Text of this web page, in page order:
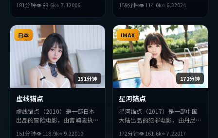
广司等主演。影片在叙事与视听
上力求突破，探讨人性与抉择，
节奏张弛有度，适合喜欢该类型
的观众完整观看。
181分钟👁88.6k⭐7.12006
主演。影片在叙事与视听上力求
突破，探讨人性与抉择，节奏张
弛有度，适合喜欢该类型的观众
完整观看。
159分钟👁114.0k⭐ 6.32024
151分钟
日本
虚线锚点
虚线锚点（2010）是一部日本
出品的冒险电影，由宫崎骏执
151分钟👁118.9k⭐ 9.22010
172分钟
IMAX
星河锚点
星河锚点（2017）是一部中国
大陆出品的犯罪电影，由丹尼斯
172分钟👁161.6k⭐7.22017